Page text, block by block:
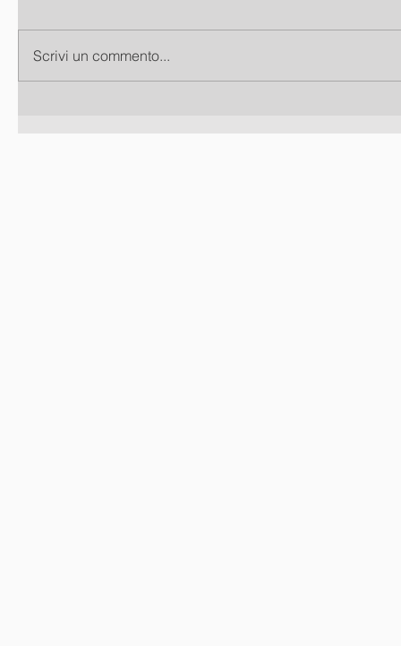
Scrivi un commento...